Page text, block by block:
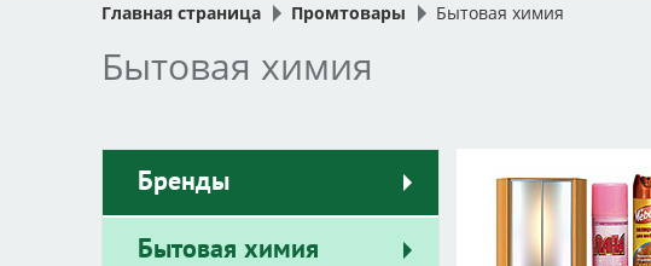
Главная страница Промтовары Бытовая химия
Бытовая химия
Бренды
Бытовая химия